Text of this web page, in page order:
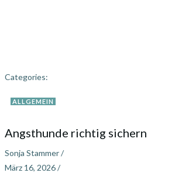
Categories:
ALLGEMEIN
Angsthunde richtig sichern
Sonja Stammer/
März 16, 2026/